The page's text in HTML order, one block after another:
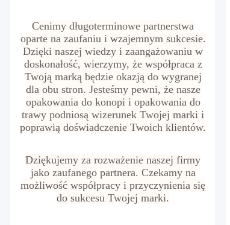
Cenimy długoterminowe partnerstwa
oparte na zaufaniu i wzajemnym sukcesie.
Dzięki naszej wiedzy i zaangażowaniu w
doskonałość, wierzymy, że współpraca z
Twoją marką będzie okazją do wygranej
dla obu stron. Jesteśmy pewni, że nasze
opakowania do konopi i opakowania do
trawy podniosą wizerunek Twojej marki i
poprawią doświadczenie Twoich klientów.
Dziękujemy za rozważenie naszej firmy
jako zaufanego partnera. Czekamy na
możliwość współpracy i przyczynienia się
do sukcesu Twojej marki.